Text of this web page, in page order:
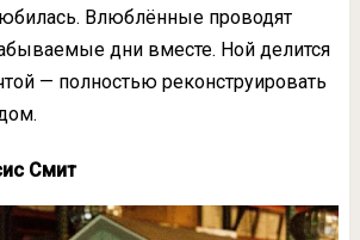
Влюблённые проводят
дни вместе. Ной делится
— полностью реконструировать
Смит